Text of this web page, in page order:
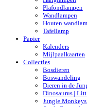
Plafondlampen
Wandlampen
Houten
Tafellamp
Papier
Kalenders
Mijlpaalkaarten
Collecties
Bosdieren
Boswandeling
Dieren in de
Dinosaurus |
Jungle